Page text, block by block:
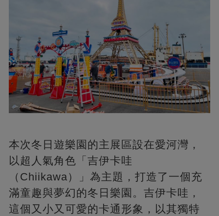
本次冬日遊樂園的主展區設在愛河灣，
以超人氣角色「吉伊卡哇
（Chiikawa）」為主題，打造了一個充
滿童趣與夢幻的冬日樂園。吉伊卡哇，
這個又小又可愛的卡通形象，以其獨特